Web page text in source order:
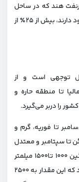
هند که در ساحل
بمبئی درماهاراشترا، گجرات و در شرق آسام وجود دارند، بیش از ۲۵٪ از
توجهی است و از
تا منطقه حاره و
را دربر می‌گیرد.
تا فوریه، گرم و
تا سپتامبر و معتدل
در ماههای اکتبر و نوامبر است. به طور میانگین ۱۰۰۰ تا۱۵۰۰ میلمتر
باران در سال، تقریباً سراسر هند را دربر می‌گیرد که این مقدار به ۲۵۰۰